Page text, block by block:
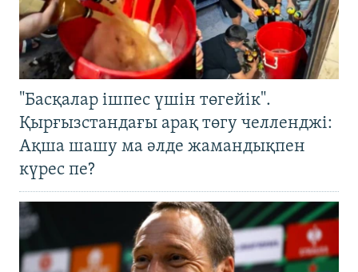
"Басқалар ішпес үшін төгейік".
Қырғызстандағы арақ төгу челленджі:
Ақша шашу ма әлде жамандықпен
күрес пе?